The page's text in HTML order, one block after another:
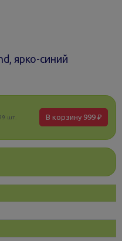
ярко-синий
шт. В корзину 999 ₽